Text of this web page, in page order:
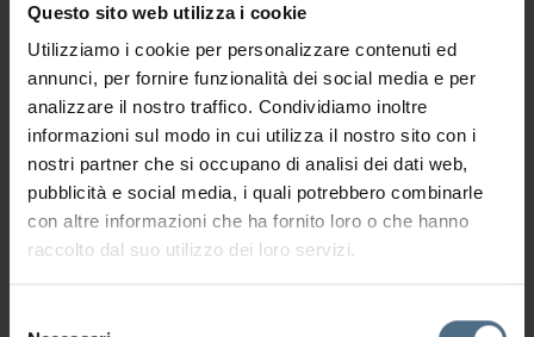
Questo sito web utilizza i cookie
Utilizziamo i cookie per personalizzare contenuti ed
annunci, per fornire funzionalità dei social media e per
analizzare il nostro traffico. Condividiamo inoltre
informazioni sul modo in cui utilizza il nostro sito con i
nostri partner che si occupano di analisi dei dati web,
pubblicità e social media, i quali potrebbero combinarle
con altre informazioni che ha fornito loro o che hanno
raccolto dal suo utilizzo dei loro servizi.
spezia, per tisane e infusi. Vuoi provare la tisana?
trovi qui!
In ambito alimentare la Perilla viene invece aggiunta ai
cibi come spezia, consumata fresca come ortaggio di
accompagnamento o utilizzata a scopo decorativo,
soprattutto per piatti a base di pesce.
I piccoli germogli e le giovani foglie (che possono essere
anche essiccate per il consumo in tisane) sono ottime
nell’insalata, i fiori acerbi come contorno per minestre e
perillartina, è usato comunemente come dolcificante in